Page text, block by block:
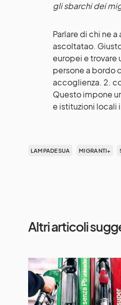
gli sbarchi dei
Parlare di chi ne
ascoltatao.
europei e trovare
persone a bordo
accoglienza. 2.
Questo impone
e istituzioni locali
LAMPADESUA MIGRANTI+
Altri articoli